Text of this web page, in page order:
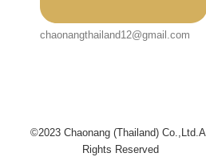
chaonangthailand12@gmail.com
©2023 Chaonang (Thailand) Co.,Ltd.All
Rights Reserved